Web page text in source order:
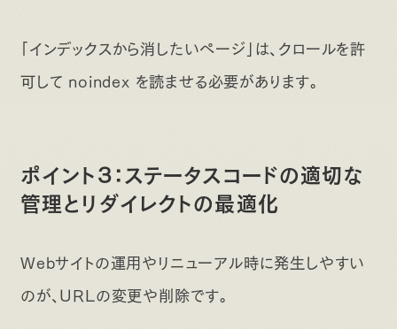
「インデックスから消したいページ」は、クロールを許
可して noindex を読ませる必要があります。
ポイント3：ステータスコードの適切な
管理とリダイレクトの最適化
Webサイトの運用やリニューアル時に発生しやすい
のが、URLの変更や削除です。